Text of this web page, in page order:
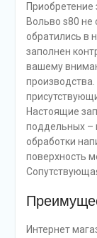
Приобретение
Вольво s80 не
обратились в
заполнен
вашему
Настоящие
поддельных –
обработки
поверхность
Интернет